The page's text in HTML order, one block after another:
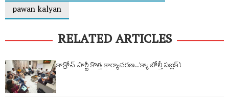
pawan kalyan
RELATED ARTICLES
కాక్రోచ్ పార్టీ కొత్త కార్యాచరణ..‘క్యా బోల్తీ పబ్లిక్’!